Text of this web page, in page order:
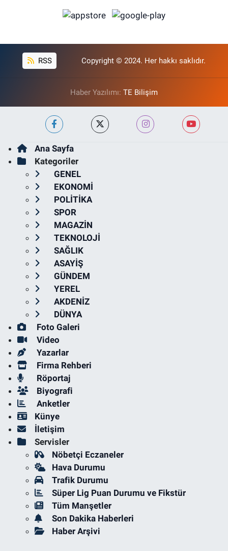
RSS Copyright © 2024. Her hakkı saklıdır.
Haber Yazılımı: TE Bilişim
Ana Sayfa
Kategoriler
GENEL
EKONOMİ
POLİTİKA
SPOR
MAGAZİN
TEKNOLOJİ
SAĞLIK
ASAYİŞ
GÜNDEM
YEREL
AKDENİZ
DÜNYA
Foto Galeri
Video
Yazarlar
Firma Rehberi
Röportaj
Biyografi
Anketler
Künye
İletişim
Servisler
Nöbetçi Eczaneler
Hava Durumu
Trafik Durumu
Süper Lig Puan Durumu ve Fikstür
Tüm Manşetler
Son Dakika Haberleri
Haber Arşivi